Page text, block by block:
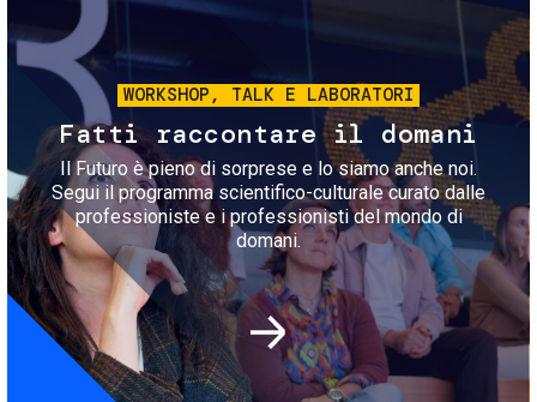
WORKSHOP, TALK E LABORATORI
Fatti raccontare il domani
Il Futuro è pieno di sorprese e lo siamo anche noi.
Segui il programma scientifico-culturale curato dalle
professioniste e i professionisti del mondo di
domani.